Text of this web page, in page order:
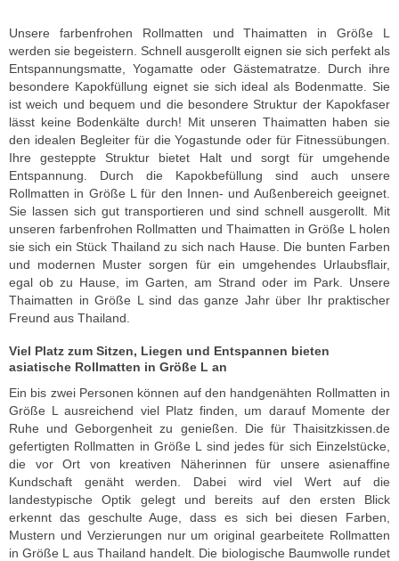
Unsere farbenfrohen Rollmatten und Thaimatten in Größe L
werden sie begeistern. Schnell ausgerollt eignen sie sich perfekt als
Entspannungsmatte, Yogamatte oder Gästematratze. Durch ihre
besondere Kapokfüllung eignet sie sich ideal als Bodenmatte. Sie
ist weich und bequem und die besondere Struktur der Kapokfaser
lässt keine Bodenkälte durch! Mit unseren Thaimatten haben sie
den idealen Begleiter für die Yogastunde oder für Fitnessübungen.
Ihre gesteppte Struktur bietet Halt und sorgt für umgehende
Entspannung. Durch die Kapokbefüllung sind auch unsere
Rollmatten in Größe L für den Innen- und Außenbereich geeignet.
Sie lassen sich gut transportieren und sind schnell ausgerollt. Mit
unseren farbenfrohen Rollmatten und Thaimatten in Größe L holen
sie sich ein Stück Thailand zu sich nach Hause. Die bunten Farben
und modernen Muster sorgen für ein umgehendes Urlaubsflair,
egal ob zu Hause, im Garten, am Strand oder im Park. Unsere
Thaimatten in Größe L sind das ganze Jahr über Ihr praktischer
Freund aus Thailand.
Viel Platz zum Sitzen, Liegen und Entspannen bieten
asiatische Rollmatten in Größe L an
Ein bis zwei Personen können auf den handgenähten Rollmatten in
Größe L ausreichend viel Platz finden, um darauf Momente der
Ruhe und Geborgenheit zu genießen. Die für Thaisitzkissen.de
gefertigten Rollmatten in Größe L sind jedes für sich Einzelstücke,
die vor Ort von kreativen Näherinnen für unsere asienaffine
Kundschaft genäht werden. Dabei wird viel Wert auf die
landestypische Optik gelegt und bereits auf den ersten Blick
erkennt das geschulte Auge, dass es sich bei diesen Farben,
Mustern und Verzierungen nur um original gearbeitete Rollmatten
in Größe L aus Thailand handelt. Die biologische Baumwolle rundet